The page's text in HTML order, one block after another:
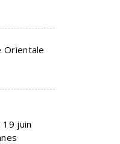
Orientale
juin